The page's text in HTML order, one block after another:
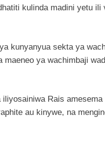
kulinda madini yetu
kunyanyua sekta ya
maeneo ya wachimbaji
Rais
au kinywe, na